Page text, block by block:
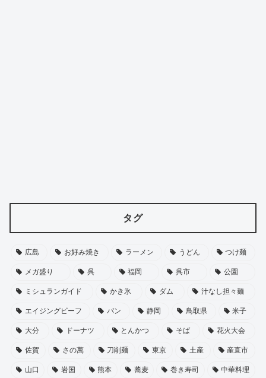
タグ
広島 お好み焼き ラーメン うどん つけ麺
メガ盛り 呉 福岡 呉市 公園
ミシュランガイド かき氷 ダム 汁なし担々麺
エイジングビーフ パン 静岡 鳥取県 米子
大分 ドーナツ とんかつ そば 花火大会
佐賀 さの萬 刀削麺 東京 土産 産直市
山口 岩国 熊本 蕎麦 巻き寿司 中華料理